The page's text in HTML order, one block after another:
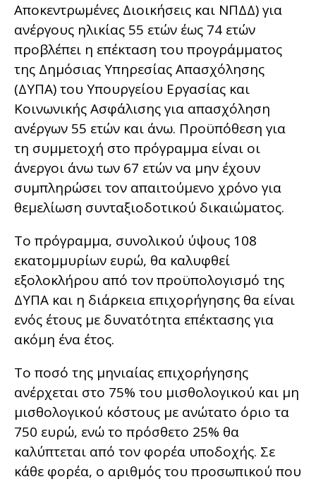
Αποκεντρωμένες Διοικήσεις και ΝΠΔΔ) για
ανέργους ηλικίας 55 ετών έως 74 ετών
προβλέπει η επέκταση του προγράμματος
της Δημόσιας Υπηρεσίας Απασχόλησης
(ΔΥΠΑ) του Υπουργείου Εργασίας και
Κοινωνικής Ασφάλισης για απασχόληση
ανέργων 55 ετών και άνω. Προϋπόθεση για
τη συμμετοχή στο πρόγραμμα είναι οι
άνεργοι άνω των 67 ετών να μην έχουν
συμπληρώσει τον απαιτούμενο χρόνο για
θεμελίωση συνταξιοδοτικού δικαιώματος.
Το πρόγραμμα, συνολικού ύψους 108
εκατομμυρίων ευρώ, θα καλυφθεί
εξολοκλήρου από τον προϋπολογισμό της
ΔΥΠΑ και η διάρκεια επιχορήγησης θα είναι
ενός έτους με δυνατότητα επέκτασης για
ακόμη ένα έτος.
Το ποσό της μηνιαίας επιχορήγησης
ανέρχεται στο 75% του μισθολογικού και μη
μισθολογικού κόστους με ανώτατο όριο τα
750 ευρώ, ενώ το πρόσθετο 25% θα
καλύπτεται από τον φορέα υποδοχής. Σε
κάθε φορέα, ο αριθμός του προσωπικού που